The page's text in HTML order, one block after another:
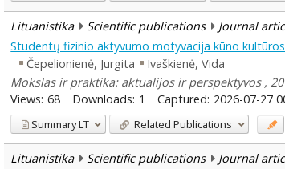
Lituanistika Scientific publications Journal
Studentų fizinio aktyvumo motyvacija kūno
Čepelionienė, Jurgita
Ivaškienė, Vida
Mokslas ir praktika: aktualijos ir perspektyvos ,
Views: 68 Downloads: 1 Captured: 2026-07-27
SummaryLT Related Publications
Lituanistika Scientific publications Journal